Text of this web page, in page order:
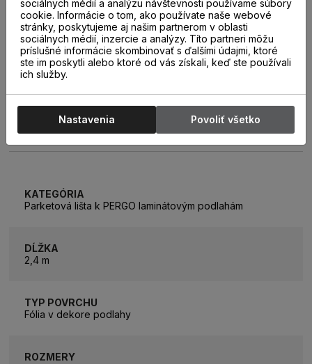
KATEGÓRIA
Parketová lišta k PERGO laminátovým podlahám
DĹŽKA
2,4 m
TYP POVRCHU
Fólia v dekore podlahy
ROZMERY
sociálnych médií a analýzu návštevnosti používame súbory
cookie. Informácie o tom, ako používate naše webové
stránky, poskytujeme aj našim partnerom v oblasti
sociálnych médií, inzercie a analýzy. Títo partneri môžu
príslušné informácie skombinovať s ďalšími údajmi, ktoré
ste im poskytli alebo ktoré od vás získali, keď ste používali
ich služby.
Nastavenia Povoliť všetko